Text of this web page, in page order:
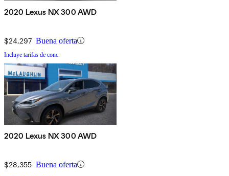
2020 Lexus NX 300 AWD
$24,297 Buena oferta
Incluye tarifas de conc.
2020 Lexus NX 300 AWD
$28,355 Buena oferta